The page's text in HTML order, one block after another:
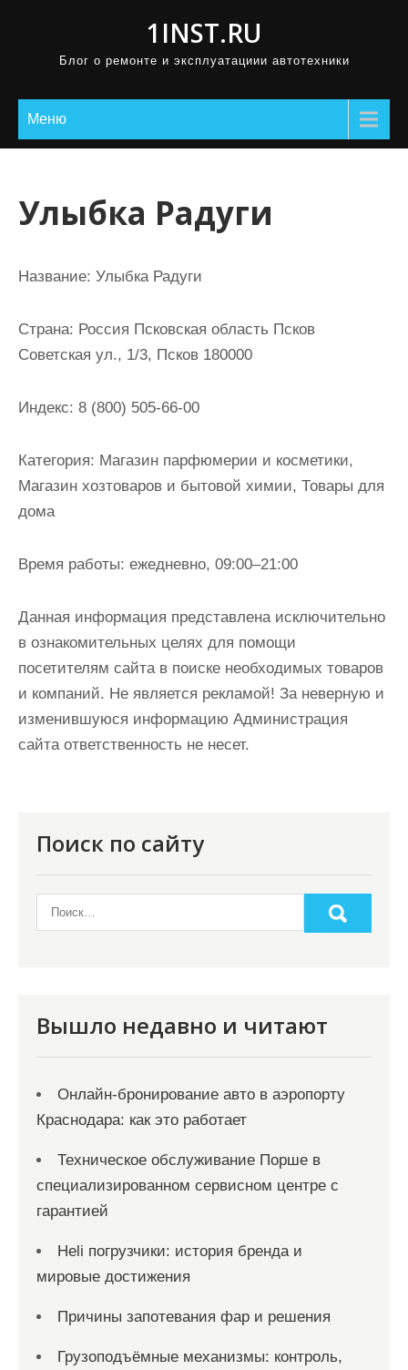
1INST.RU
Блог о ремонте и эксплуатациии автотехники
Меню
Улыбка Радуги
Название: Улыбка Радуги
Страна: Россия Псковская область Псков
Советская ул., 1/3, Псков 180000
Индекс: 8 (800) 505-66-00
Категория: Магазин парфюмерии и косметики,
Магазин хозтоваров и бытовой химии, Товары для
дома
Время работы: ежедневно, 09:00–21:00
Данная информация представлена исключительно
в ознакомительных целях для помощи
посетителям сайта в поиске необходимых товаров
и компаний. Не является рекламой! За неверную и
изменившуюся информацию Администрация
сайта ответственность не несет.
Поиск по сайту
Вышло недавно и читают
Онлайн‑бронирование авто в аэропорту
Краснодара: как это работает
Техническое обслуживание Порше в
специализированном сервисном центре с
гарантией
Heli погрузчики: история бренда и
мировые достижения
Причины запотевания фар и решения
Грузоподъёмные механизмы: контроль,